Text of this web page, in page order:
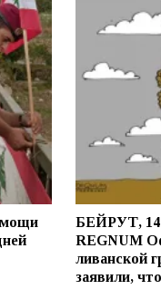
БЕЙРУТ, 14
REGNUM
ливанской
заявили,